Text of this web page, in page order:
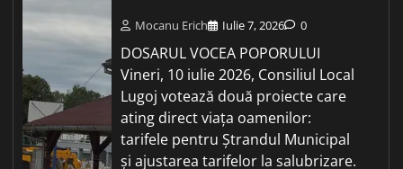
Mocanu Erich Iulie 7, 2026 0
DOSARUL VOCEA POPORULUI
Vineri, 10 iulie 2026, Consiliul Local
Lugoj votează două proiecte care
ating direct viața oamenilor:
tarifele pentru Ștrandul Municipal
și ajustarea tarifelor la salubrizare.